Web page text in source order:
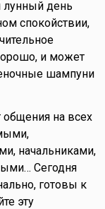
лунный день
спокойствии,
и может
шампуни
общения на всех
начальниками,
Сегодня
готовы к
эту